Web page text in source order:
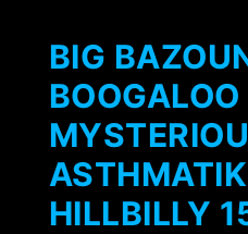
BIG
HILLBILLY